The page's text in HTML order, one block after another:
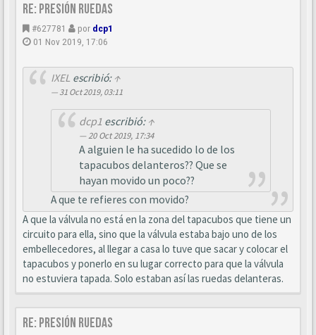
Re: Presión ruedas
#627781 por dcp1
01 Nov 2019, 17:06
IXEL escribió: ↑
31 Oct 2019, 03:11
dcp1 escribió: ↑
20 Oct 2019, 17:34
A alguien le ha sucedido lo de los
tapacubos delanteros?? Que se
hayan movido un poco??
A que te refieres con movido?
A que la válvula no está en la zona del tapacubos que tiene un
circuito para ella, sino que la válvula estaba bajo uno de los
embellecedores, al llegar a casa lo tuve que sacar y colocar el
tapacubos y ponerlo en su lugar correcto para que la válvula
no estuviera tapada. Solo estaban así las ruedas delanteras.
Re: Presión ruedas